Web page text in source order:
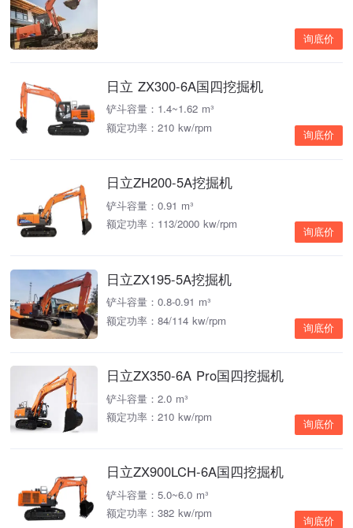
询底价
日立 ZX300-6A国四挖掘机
铲斗容量：1.4~1.62 m³
额定功率：210 kw/rpm
询底价
日立ZH200-5A挖掘机
铲斗容量：0.91 m³
额定功率：113/2000 kw/rpm
询底价
日立ZX195-5A挖掘机
铲斗容量：0.8-0.91 m³
额定功率：84/114 kw/rpm
询底价
日立ZX350-6A Pro国四挖掘机
铲斗容量：2.0 m³
额定功率：210 kw/rpm
询底价
日立ZX900LCH-6A国四挖掘机
铲斗容量：5.0~6.0 m³
额定功率：382 kw/rpm
询底价